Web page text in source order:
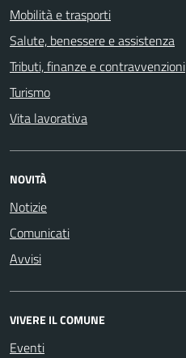
Mobilità e trasporti
Salute, benessere e assistenza
Tributi, finanze e contravvenzioni
Turismo
Vita lavorativa
NOVITÀ
Notizie
Comunicati
Avvisi
VIVERE IL COMUNE
Eventi